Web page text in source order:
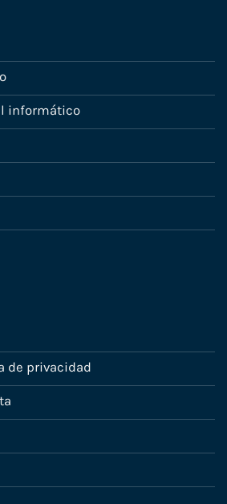
informático
de privacidad